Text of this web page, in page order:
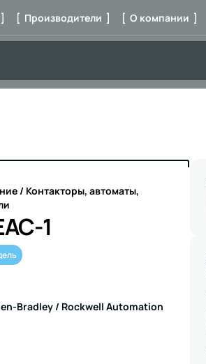
[ Производители ] [ О компании ]
/ Контакторы, автоматы,
1
Bradley / Rockwell Automation